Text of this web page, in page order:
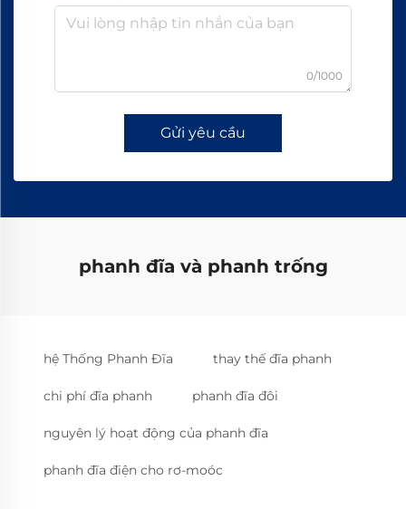
0/1000
Gửi yêu cầu
phanh đĩa và phanh trống
hệ Thống Phanh Đĩa thay thế đĩa phanh
chi phí đĩa phanh phanh đĩa đôi
nguyên lý hoạt động của phanh đĩa
phanh đĩa điện cho rơ-moóc